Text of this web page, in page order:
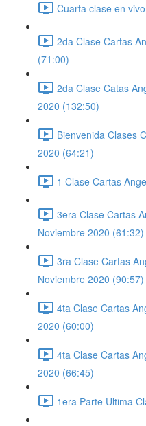
Cuarta clase en
2da Clase Cartas
(71:00)
2da Clase Catas
2020 (132:50)
Bienvenida Clases
2020 (64:21)
1 Clase Cartas
3era Clase Cartas
Noviembre 2020 (61:32)
3ra Clase Cartas
Noviembre 2020 (90:57)
4ta Clase Cartas
2020 (60:00)
4ta Clase Cartas
2020 (66:45)
1era Parte Ultima